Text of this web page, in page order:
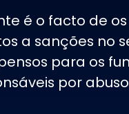
é o facto de os
a sanções no
para os
por